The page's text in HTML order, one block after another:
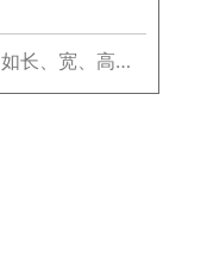
长、宽、高，
业均具有⾼度